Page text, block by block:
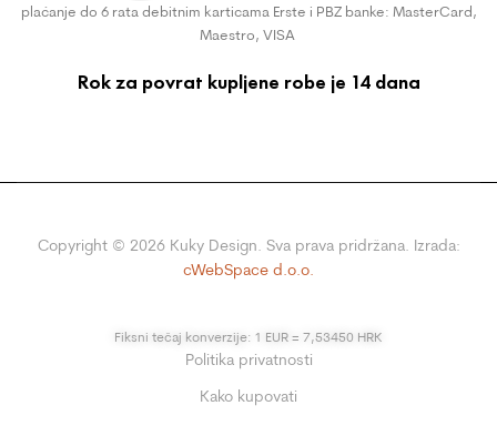
plaćanje do 6 rata debitnim karticama Erste i PBZ banke: MasterCard,
Maestro, VISA
Rok za povrat kupljene robe je 14 dana
Copyright © 2026Kuky Design. Sva prava pridržana. Izrada:
cWebSpace d.o.o.
Fiksni tečaj konverzije: 1 EUR = 7,53450 HRK
Politika privatnosti
Kako kupovati